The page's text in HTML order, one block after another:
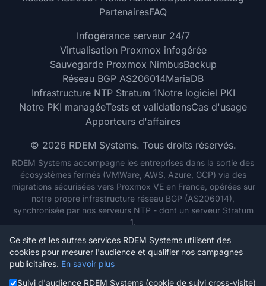
PartenairesFAQ
Infogérance serveur 24/7
Virtualisation Proxmox infogérée
Sauvegarde Proxmox NimbusBackup
Réseau BGP AS206014MariaDB
Infrastructure NTP Stratum 1Notre logiciel PKI
Notre PKI managéeTests et validationsCas d'usage
Apporteurs d'affaires
© 2026 RDEM Systems. Tous droits réservés.
RDEM Systems accompagne les entreprises dans la sortie des
écosystèmes fermés (VMWare, AWS, Azure, GCP) via des
migrations sécurisées vers Proxmox VE en France, opérées sur
notre propre infrastructure réseau BGP (AS206014),
synchronisée par nos serveurs NTP - dont un serveur Stratum
1.
SIREN: 820 338 671 - RDEM Systems SAS - 5 B RUE DES
NOYERS, 95300 PONTOISE, France
RDEM Systems SAS - tel: 01 77 62 42 42 - contact@rdem-
Hébergé par RDEM Systems sur son propre réseau AS206014
Ce site et les autres services RDEM Systems utilisent des
cookies pour mesurer l'audience et qualifier nos campagnes
publicitaires. En savoir plus
Suivi d'audience RDEM Systems (cookie de suivi cross-visite)